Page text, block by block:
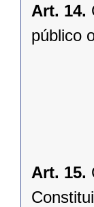
Art. 14.
público
Art. 15.